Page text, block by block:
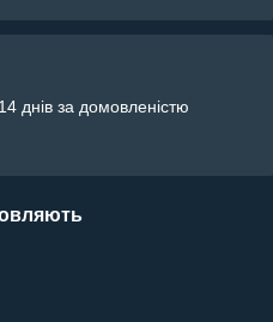
днів за домовленістю